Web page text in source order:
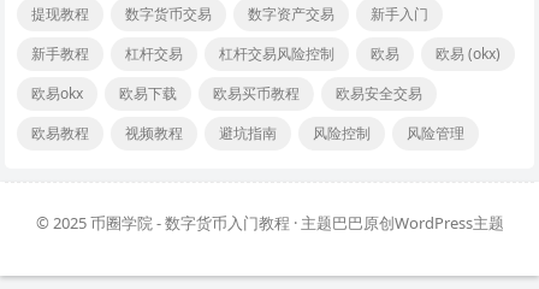
提现教程
数字货币交易 数字资产交易
新手入门
新手教程
杠杆交易 杠杆交易风险控制 欧易
欧易 (okx)
欧易okx
欧易下载 欧易买币教程
欧易安全交易
欧易教程
视频教程 避坑指南 风险控制 风险管理
© 2025币圈学院 - 数字货币入门教程 · 主题巴巴原创WordPress主题